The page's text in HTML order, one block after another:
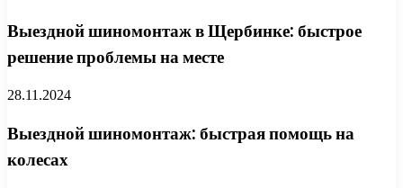
Выездной шиномонтаж в Щербинке: быстрое
решение проблемы на месте
28.11.2024
Выездной шиномонтаж: быстрая помощь на
колесах